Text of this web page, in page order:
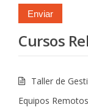
Cursos
Taller de
Equipos Remotos